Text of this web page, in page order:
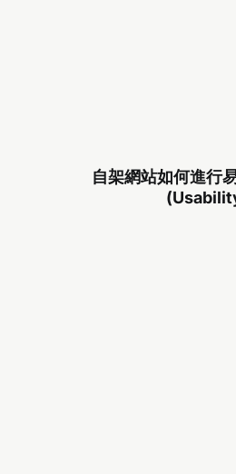
自架網站如何進行